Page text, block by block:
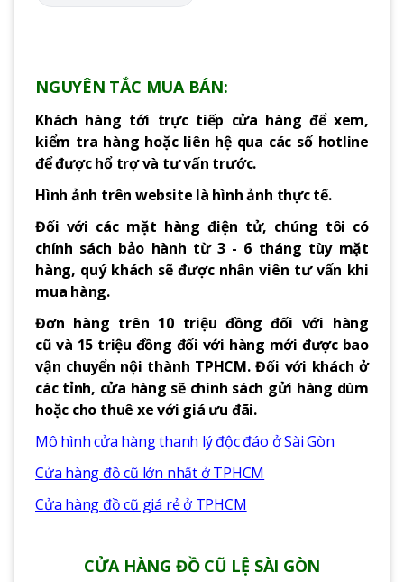
NGUYÊN TẮC MUA BÁN:
Khách hàng tới trực tiếp cửa hàng để xem,
kiểm tra hàng hoặc liên hệ qua các số hotline
để được hổ trợ và tư vấn trước.
Hình ảnh trên website là hình ảnh thực tế.
Đối với các mặt hàng điện tử, chúng tôi có
chính sách bảo hành từ 3 - 6 tháng tùy mặt
hàng, quý khách sẽ được nhân viên tư vấn khi
mua hàng.
Đơn hàng trên 10 triệu đồng đối với hàng
cũ và 15 triệu đồng đối với hàng mới được bao
vận chuyển nội thành TPHCM. Đối với khách ở
các tỉnh, cửa hàng sẽ chính sách gửi hàng dùm
hoặc cho thuê xe với giá ưu đãi.
Mô hình cửa hàng thanh lý độc đáo ở Sài Gòn
Cửa hàng đồ cũ lớn nhất ở TPHCM
Cửa hàng đồ cũ giá rẻ ở TPHCM
CỬA HÀNG ĐỒ CŨ LỆ SÀI GÒN